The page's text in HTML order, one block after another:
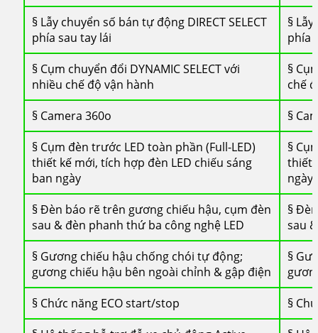
§ Lẫy chuyển số bán tự động DIRECT SELECT
phía sau tay lái
§
phía
§ Cụm chuyển đổi DYNAMIC SELECT với
nhiều chế độ vận hành
§
chế
§ Camera 360o
§
§ Cụm đèn trước LED toàn phần (Full-LED)
thiết kế mới, tích hợp đèn LED chiếu sáng
ban ngày
§
thiết
ngày
§ Đèn báo rẽ trên gương chiếu hậu, cụm đèn
sau & đèn phanh thứ ba công nghệ LED
§
sau
§ Gương chiếu hậu chống chói tự động;
gương chiếu hậu bên ngoài chỉnh & gập điện
§
§ Chức năng ECO start/stop
§